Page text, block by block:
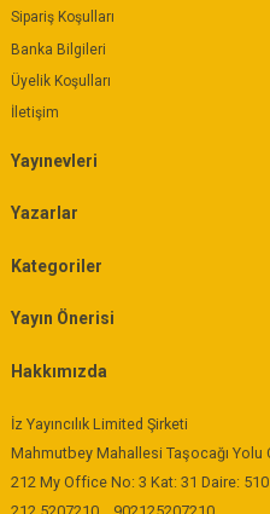
Sipariş Koşulları
Banka Bilgileri
Üyelik Koşulları
İletişim
Yayınevleri
Yazarlar
Kategoriler
Yayın Önerisi
Hakkımızda
İz Yayıncılık Limited Şirketi
Mahmutbey Mahallesi Taşocağı Yolu
212 My Office No: 3 Kat: 31 Daire: